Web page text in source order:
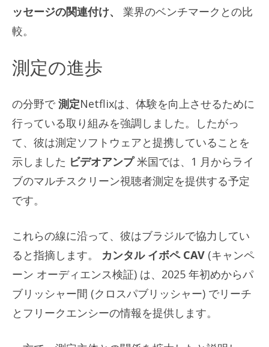
ッセージの関連付け、
業界のベンチマークとの比
較。
測定の進歩
の分野で測定Netflixは、体験を向上させるために
行っている取り組みを強調しました。したがっ
て、彼は測定ソフトウェアと提携していることを
示しました ビデオアンプ米国では、1 月からライ
ブのマルチスクリーン視聴者測定を提供する予定
です。
これらの線に沿って、彼はブラジルで協力してい
ると指摘します。
カンタル イボペ CAV (キャンペ
ーン オーディエンス検証) は、2025 年初めからパ
ブリッシャー間 (クロスパブリッシャー) でリーチ
とフリークエンシーの情報を提供します。